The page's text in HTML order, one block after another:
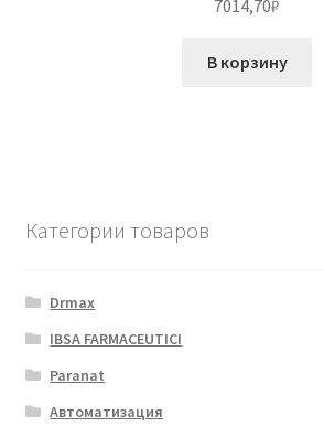
7014,70₽
В корзину
Категории товаров
Drmax
IBSA FARMACEUTICI
Paranat
Автоматизация